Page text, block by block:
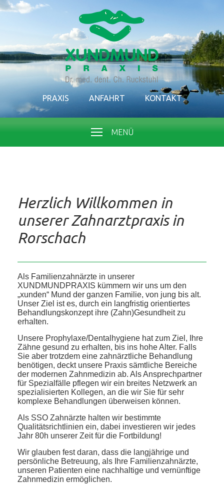
PRAXIS ANFAHRT KONTAKT
MENÜ
Herzlich Willkommen in
unserer Zahnarztpraxis in
Rorschach
Als Familienzahnärzte in unserer
XUNDMUNDPRAXIS kümmern wir uns um den
„xunden“ Mund der ganzen Familie, von jung bis alt.
Unser Ziel ist es, durch ein langfristig orientiertes
Behandlungskonzept ihre (Zahn)Gesundheit zu
erhalten.
Unsere Prophylaxe/Dentalhygiene hat zum Ziel, Ihre
Zähne gesund zu erhalten, bis ins hohe Alter. Falls
Sie aber trotzdem eine zahnärztliche Behandlung
benötigen, deckt unsere Praxis sämtliche Bereiche
der modernen Zahnmedizin ab. Als Ansprechpartner
für Spezialfälle pflegen wir ein breites Netzwerk an
spezialisierten Kollegen, an die wir Sie für sehr
komplexe Behandlungen überweisen können.
Als SSO Zahnärzte halten wir bestimmte
Qualitätsrichtlinien ein, dabei investieren wir jedes
Jahr 80h unserer Zeit für die Fortbildung!
Wir glauben fest daran, dass die langjährige und
persönliche Betreuung, als Ihre Familienzahnärzte,
unseren Patienten eine nachhaltige und vernünftige
Zahnmedizin ermöglichen.